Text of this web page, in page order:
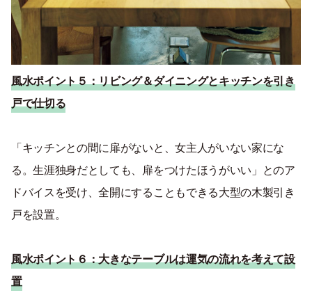
風水ポイント５： リビング＆ダイニングとキッチンを引き
戸で仕切る
「キッチンとの間に扉がないと、女主人がいない家にな
る。生涯独身だとしても、扉をつけたほうがいい」とのア
ドバイスを受け、全開にすることもできる大型の木製引き
戸を設置。
風水ポイント６： 大きなテーブルは運気の流れを考えて設
置